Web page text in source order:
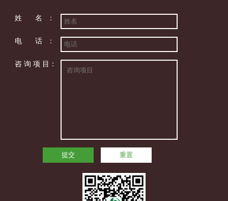
姓 名：
电 话：
咨 询 项 目：
提交 重置